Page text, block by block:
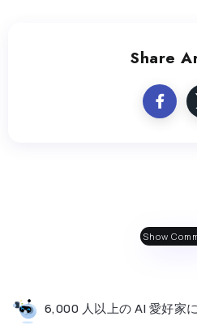
Share
Show
6,000 人以上の AI 愛好家